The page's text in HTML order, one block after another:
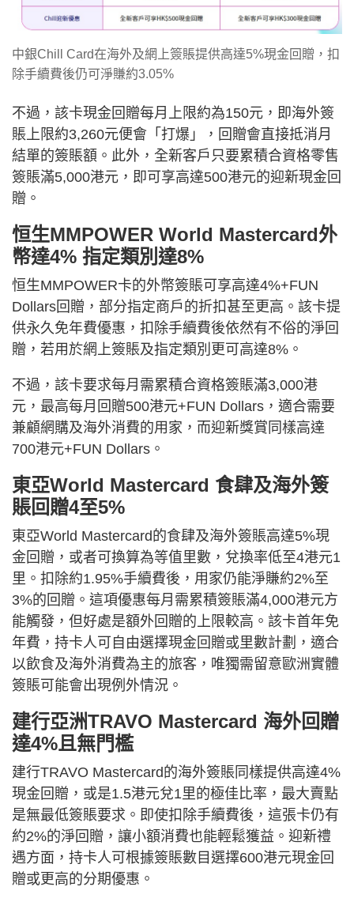
中銀Chill Card在海外及網上簽賬提供高達5%現金回贈，扣
除手續費後仍可淨賺約3.05%
不過，該卡現金回贈每月上限約為150元，即海外簽
賬上限約3,260元便會「打爆」，回贈會直接抵消月
結單的簽賬額。此外，全新客戶只要累積合資格零售
簽賬滿5,000港元，即可享高達500港元的迎新現金回
贈。
恒生MMPOWER World Mastercard外
幣達4% 指定類別達8%
恒生MMPOWER卡的外幣簽賬可享高達4%+FUN
Dollars回贈，部分指定商戶的折扣甚至更高。該卡提
供永久免年費優惠，扣除手續費後依然有不俗的淨回
贈，若用於網上簽賬及指定類別更可高達8%。
不過，該卡要求每月需累積合資格簽賬滿3,000港
元，最高每月回贈500港元+FUN Dollars，適合需要
兼顧網購及海外消費的用家，而迎新獎賞同樣高達
700港元+FUN Dollars。
東亞World Mastercard 食肆及海外簽
賬回贈4至5%
東亞World Mastercard的食肆及海外簽賬高達5%現
金回贈，或者可換算為等值里數，兌換率低至4港元1
里。扣除約1.95%手續費後，用家仍能淨賺約2%至
3%的回贈。這項優惠每月需累積簽賬滿4,000港元方
能觸發，但好處是額外回贈的上限較高。該卡首年免
年費，持卡人可自由選擇現金回贈或里數計劃，適合
以飲食及海外消費為主的旅客，唯獨需留意歐洲實體
簽賬可能會出現例外情況。
建行亞洲TRAVO Mastercard 海外回贈
達4%且無門檻
建行TRAVO Mastercard的海外簽賬同樣提供高達4%
現金回贈，或是1.5港元兌1里的極佳比率，最大賣點
是無最低簽賬要求。即使扣除手續費後，這張卡仍有
約2%的淨回贈，讓小額消費也能輕鬆獲益。迎新禮
遇方面，持卡人可根據簽賬數目選擇600港元現金回
贈或更高的分期優惠。